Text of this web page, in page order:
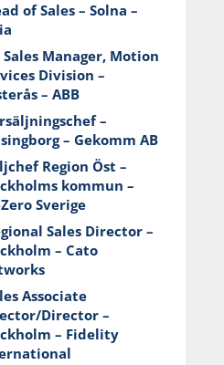
of Sales – Solna –
Sales Manager, Motion
Division –
– ABB
–
– Gekomm AB
Region Öst –
kommun –
Sverige
Sales Director –
– Cato
Associate
Director –
– Fidelity